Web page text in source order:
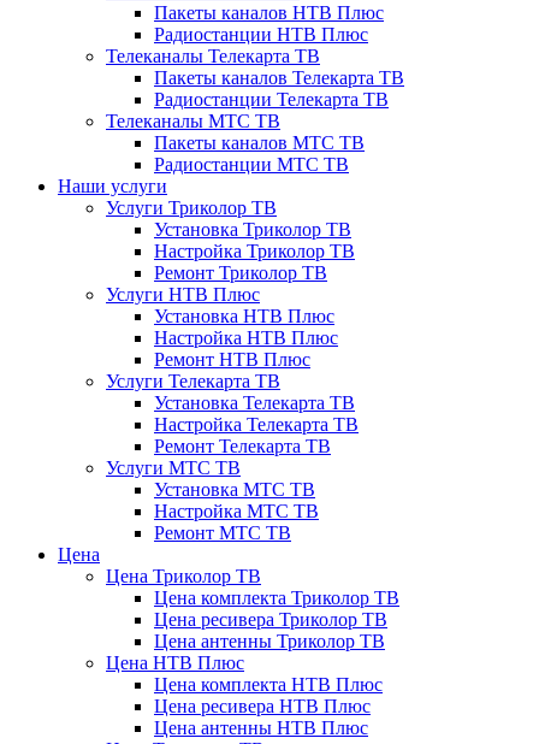
Пакеты каналов НТВ Плюс
Радиостанции НТВ Плюс
Телеканалы Телекарта ТВ
Пакеты каналов Телекарта ТВ
Радиостанции Телекарта ТВ
Телеканалы МТС ТВ
Пакеты каналов МТС ТВ
Радиостанции МТС ТВ
Наши услуги
Услуги Триколор ТВ
Установка Триколор ТВ
Настройка Триколор ТВ
Ремонт Триколор ТВ
Услуги НТВ Плюс
Установка НТВ Плюс
Настройка НТВ Плюс
Ремонт НТВ Плюс
Услуги Телекарта ТВ
Установка Телекарта ТВ
Настройка Телекарта ТВ
Ремонт Телекарта ТВ
Услуги МТС ТВ
Установка МТС ТВ
Настройка МТС ТВ
Ремонт МТС ТВ
Цена
Цена Триколор ТВ
Цена комплекта Триколор ТВ
Цена ресивера Триколор ТВ
Цена антенны Триколор ТВ
Цена НТВ Плюс
Цена комплекта НТВ Плюс
Цена ресивера НТВ Плюс
Цена антенны НТВ Плюс